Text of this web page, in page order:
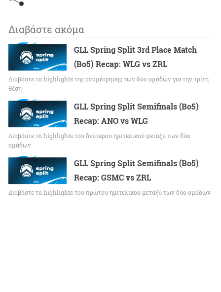
Διαβάστε ακόμα
GLL Spring Split 3rd Place Match
(Bo5) Recap: WLG vs ZRL
Διαβάστε τα highlights της αναμέτρησης των δύο ομάδων για την τρίτη
θέση
GLL Spring Split Semifinals (Bo5)
Recap: ANO vs WLG
Διαβάστε τα highlights του δεύτερου ημιτελικού μεταξύ των δύο
ομάδων
GLL Spring Split Semifinals (Bo5)
Recap: GSMC vs ZRL
Διαβάστε τα highlights του πρώτου ημιτελικού μεταξύ των δύο ομάδων